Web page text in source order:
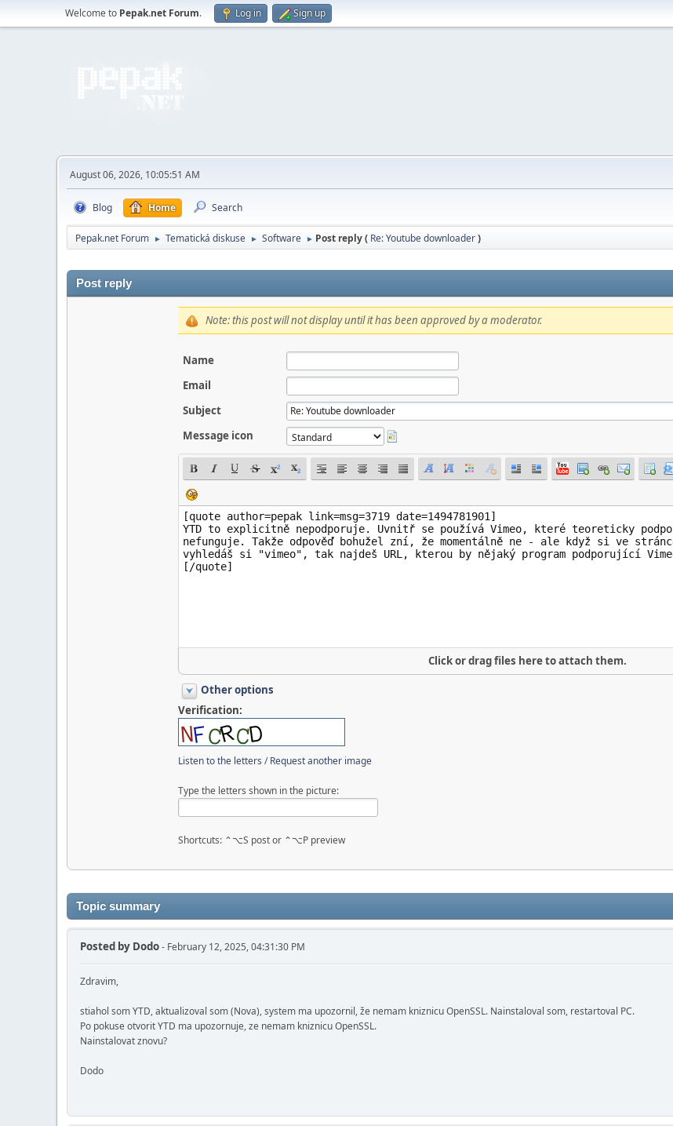
Welcome to Pepak.net Forum. Log in Sign up
August 06, 2026, 10:05:51 AM
Blog Home Search
Pepak.net Forum ► Tematická diskuse ► Software ► Post reply ( Re: Youtube downloader)
Post reply
Note: this post will not display until it has been approved by a moderator.
Name
Email
Subject
Message icon
Click or drag files here to attach them.
Other options
Verification:
Listen to the letters /Request another image
Type the letters shown in the picture:
Shortcuts: ⌃⌥S post or ⌃⌥P preview
Topic summary
Posted by Dodo- February 12, 2025, 04:31:30 PM
Zdravim,
stiahol som YTD, aktualizoval som (Nova), system ma upozornil, že nemam kniznicu OpenSSL. Nainstaloval som, restartoval PC.
Po pokuse otvorit YTD ma upozornuje, ze nemam kniznicu OpenSSL.
Nainstalovat znovu?
Dodo